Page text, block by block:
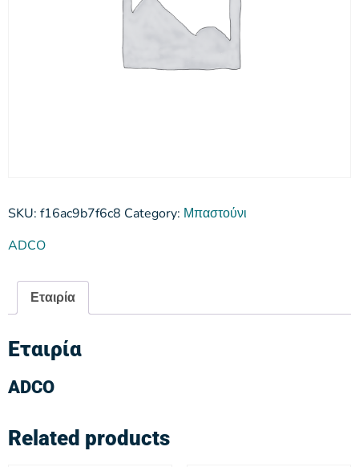
SKU: f16ac9b7f6c8 Category: Μπαστούνι
ADCO
Εταιρία
Εταιρία
ADCO
Related products